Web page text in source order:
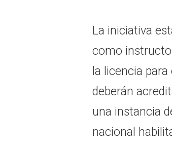
La iniciativa
como
la licencia
deberán
una instancia
nacional